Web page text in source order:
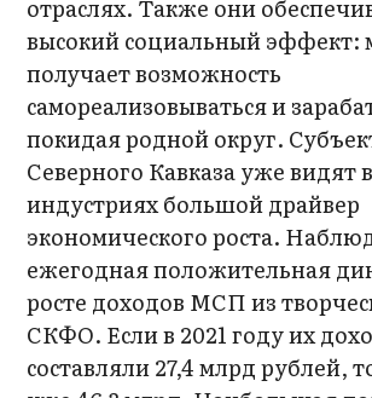
отраслях. Также они
высокий социальный эффект:
получает возможность
самореализовываться и
покидая родной округ.
Северного Кавказа уже видят
индустриях большой драйвер
экономического роста.
ежегодная положительная
росте доходов МСП из
СКФО. Если в 2021 году их
составляли 27,4 млрд рублей,